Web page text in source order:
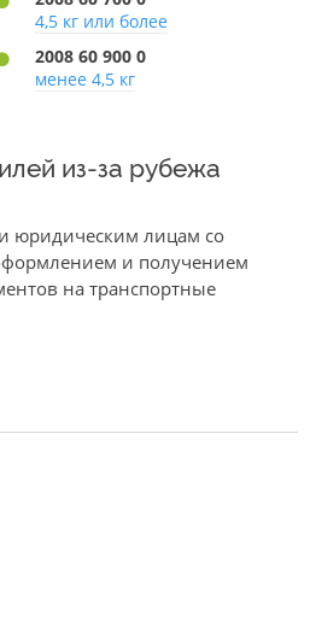
4,5 кг или более
2008 60 900 0
менее 4,5 кг
из-за рубежа
юридическим лицам со
и получением
на транспортные